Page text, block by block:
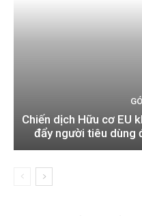
Chiến dịch Hữu cơ EU
đẩy người tiêu dùng